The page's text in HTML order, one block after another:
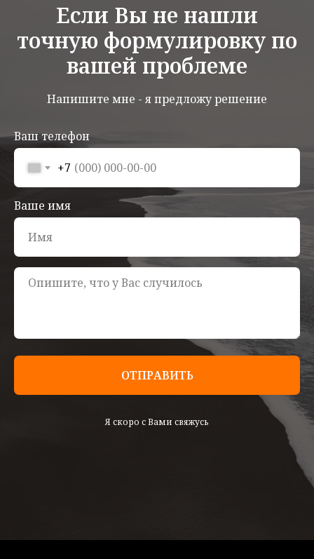
Если Вы не нашли
точную формулировку по
вашей проблеме
Напишите мне - я предложу решение
Ваш телефон
+7
Ваше имя
ОТПРАВИТЬ
Я скоро с Вами свяжусь